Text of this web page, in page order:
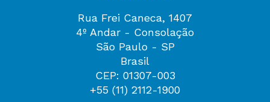
Rua Frei Caneca, 1407
4º Andar - Consolação
São Paulo - SP
Brasil
CEP: 01307-003
+55 (11) 2112-1900